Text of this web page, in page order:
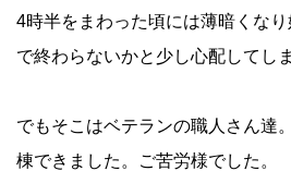
4時半をまわった頃には薄暗くな
で終わらないかと少し心配してし
でもそこはベテランの職人さん達
棟できました。ご苦労様でした。